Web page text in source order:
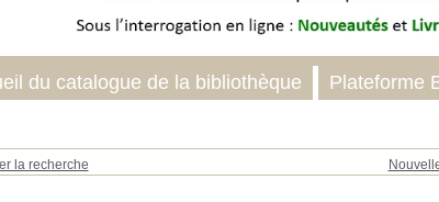
la recherche
du catalogue de la bibliothèque Plateforme